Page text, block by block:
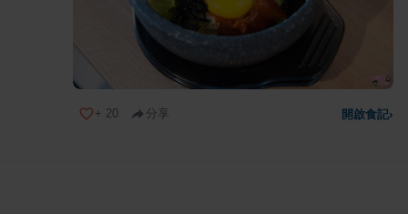
+ 20 分享 開啟食記›